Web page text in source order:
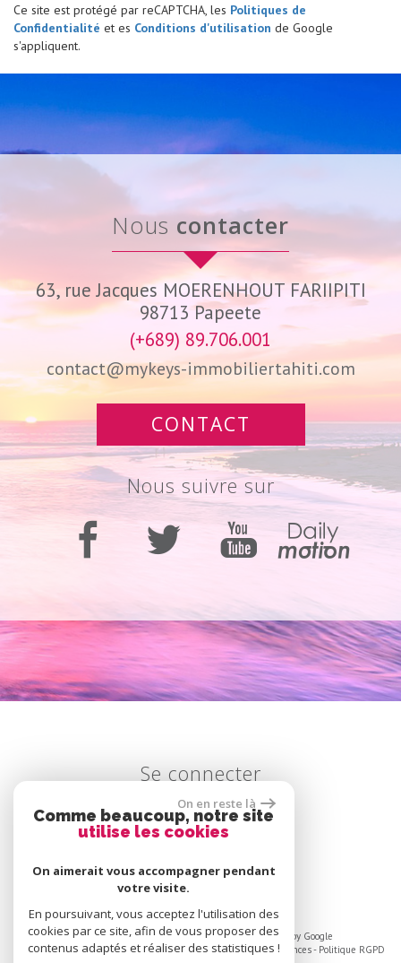
Ce site est protégé par reCAPTCHA, les Politiques de
Confidentialité et es Conditions d'utilisation de Google
s'appliquent.
nous contacter
63, rue Jacques MOERENHOUT FARIIPITI
98713 Papeete
(+689) 89.706.001
contact@mykeys-immobiliertahiti.com
CONTACT
nous suivre sur
se connecter
Espace propriétaire
© 2026 | Tous droits réservés | Traduction powered by Google
Plan du site-Mentions légales-Liens- Admin-Toutes nos annonces- Politique RGPD
On en reste là
Comme beaucoup, notre site
utilise les cookies
On aimerait vous accompagner pendant
votre visite.
En poursuivant, vous acceptez l'utilisation des
cookies par ce site, afin de vous proposer des
contenus adaptés et réaliser des statistiques !